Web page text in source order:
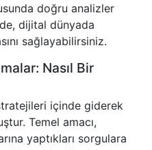
doğru analizler
dijital dünyada
sağlayabilirsiniz.
Nasıl Bir
içinde giderek
Temel amacı,
yaptıkları sorgulara